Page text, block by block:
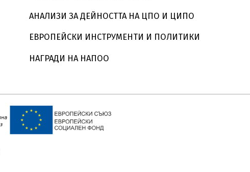
АНАЛИЗИ ЗА ДЕЙНОСТТА НА ЦПО И ЦИПО
ЕВРОПЕЙСКИ ИНСТРУМЕНТИ И ПОЛИТИКИ
НАГРАДИ НА НАПОО